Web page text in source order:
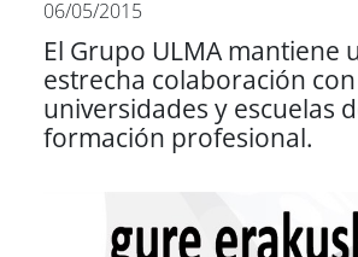
06/05/2015
El Grupo ULMA mantiene
estrecha colaboración con
universidades y escuelas
formación profesional.